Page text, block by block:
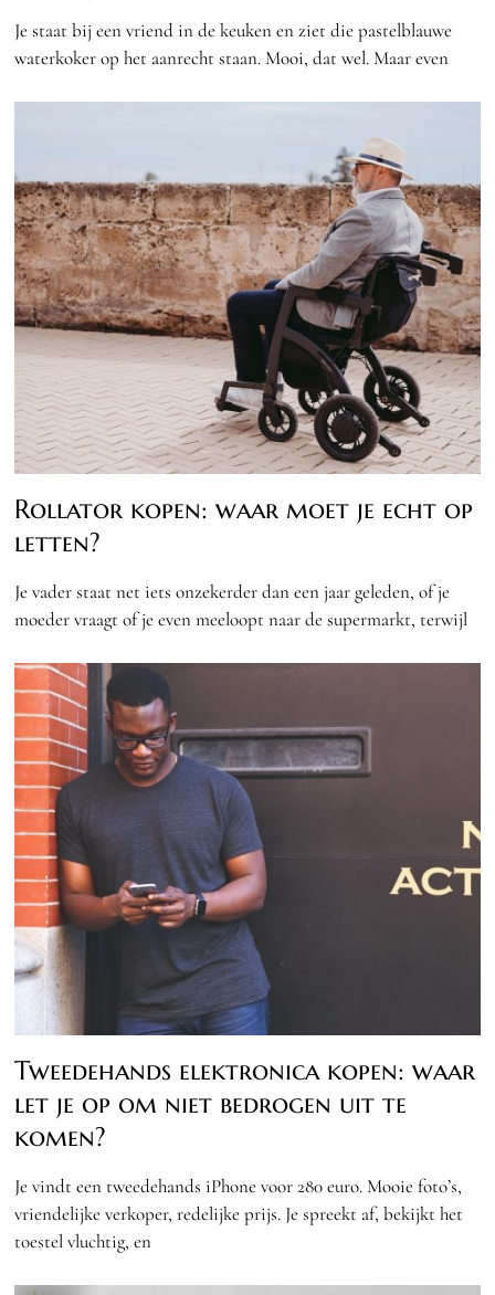
Je staat bij een vriend in de keuken en ziet die pastelblauwe
waterkoker op het aanrecht staan. Mooi, dat wel. Maar even
Rollator kopen: waar moet je echt op
letten?
Je vader staat net iets onzekerder dan een jaar geleden, of je
moeder vraagt of je even meeloopt naar de supermarkt, terwijl
Tweedehands elektronica kopen: waar
let je op om niet bedrogen uit te
komen?
Je vindt een tweedehands iPhone voor 280 euro. Mooie foto’s,
vriendelijke verkoper, redelijke prijs. Je spreekt af, bekijkt het
toestel vluchtig, en